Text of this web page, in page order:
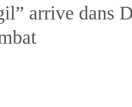
Access Test 1DCoG Test
arrive dans